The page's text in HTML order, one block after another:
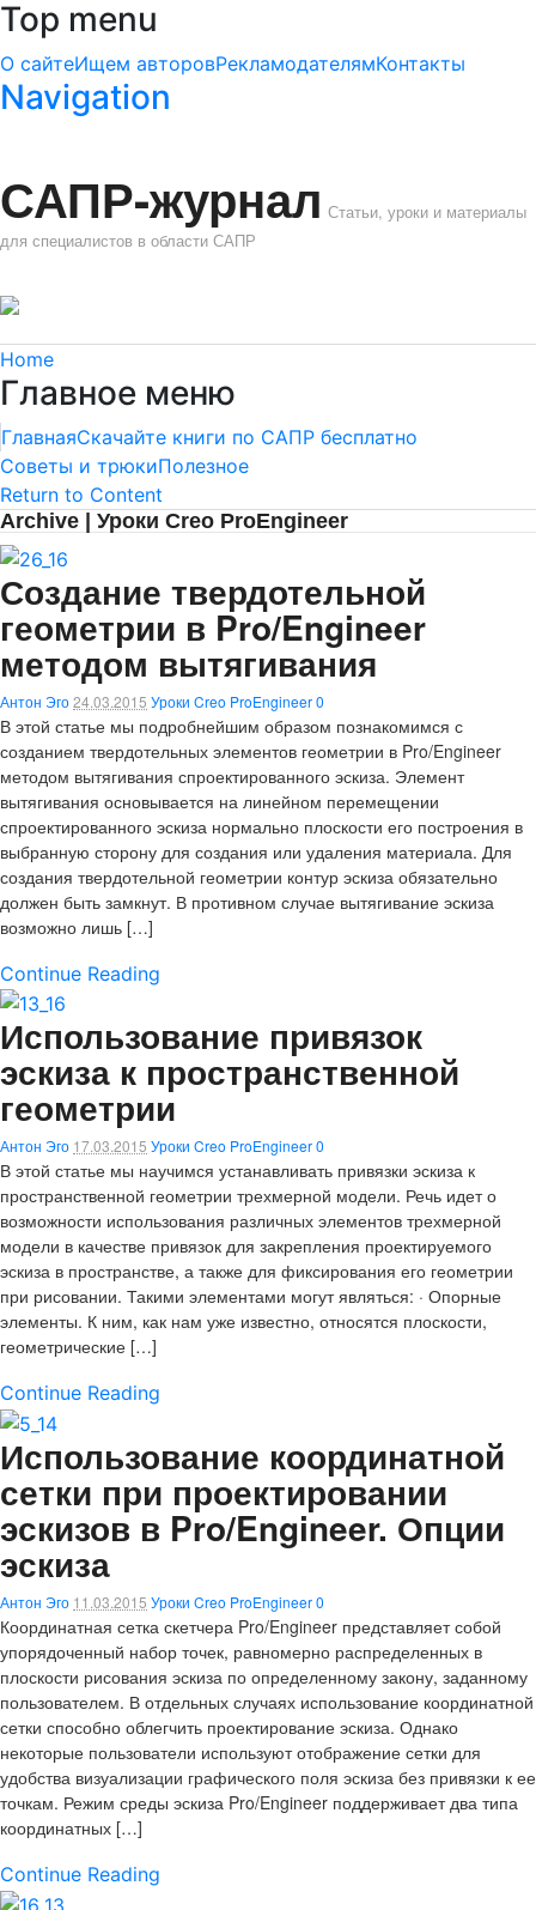
Top menu
О сайтеИщем авторовРекламодателямКонтакты
Navigation
САПР-журнал Статьи, уроки и материалы
для специалистов в области САПР
Home
Главное меню
ГлавнаяСкачайте книги по САПР бесплатно
Советы и трюкиПолезное
Return to Content
Archive | Уроки Creo ProEngineer
Создание твердотельной
геометрии в Pro/Engineer
методом вытягивания
Антон Эго24.03.2015 Уроки Creo ProEngineer0
В этой статье мы подробнейшим образом познакомимся с
созданием твердотельных элементов геометрии в Pro/Engineer
методом вытягивания спроектированного эскиза. Элемент
вытягивания основывается на линейном перемещении
спроектированного эскиза нормально плоскости его построения в
выбранную сторону для создания или удаления материала. Для
создания твердотельной геометрии контур эскиза обязательно
должен быть замкнут. В противном случае вытягивание эскиза
возможно лишь […]
Continue Reading
Использование привязок
эскиза к пространственной
геометрии
Антон Эго 17.03.2015 Уроки Creo ProEngineer0
В этой статье мы научимся устанавливать привязки эскиза к
пространственной геометрии трехмерной модели. Речь идет о
возможности использования различных элементов трехмерной
модели в качестве привязок для закрепления проектируемого
эскиза в пространстве, а также для фиксирования его геометрии
при рисовании. Такими элементами могут являться: · Опорные
элементы. К ним, как нам уже известно, относятся плоскости,
геометрические […]
Continue Reading
Использование координатной
сетки при проектировании
эскизов в Pro/Engineer. Опции
эскиза
Антон Эго 11.03.2015 Уроки Creo ProEngineer0
Координатная сетка скетчера Pro/Engineer представляет собой
упорядоченный набор точек, равномерно распределенных в
плоскости рисования эскиза по определенному закону, заданному
пользователем. В отдельных случаях использование координатной
сетки способно облегчить проектирование эскиза. Однако
некоторые пользователи используют отображение сетки для
удобства визуализации графического поля эскиза без привязки к ее
точкам. Режим среды эскиза Pro/Engineer поддерживает два типа
координатных […]
Continue Reading